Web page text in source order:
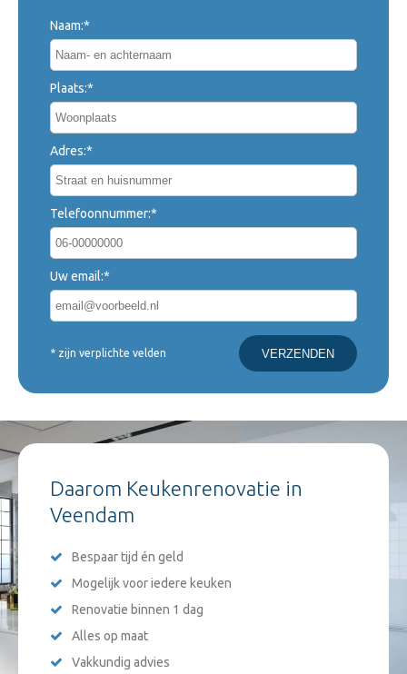
Naam:*
Plaats:*
Adres:*
Telefoonnummer:*
Uw email:*
* zijn verplichte velden
Daarom Keukenrenovatie in
Veendam
Bespaar tijd én geld
Mogelijk voor iedere keuken
Renovatie binnen 1 dag
Alles op maat
Vakkundig advies